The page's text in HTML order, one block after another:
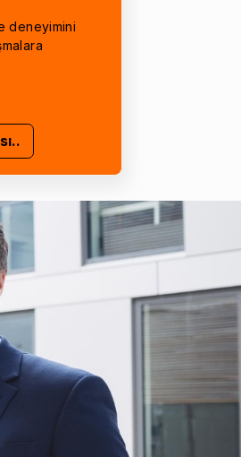
deneyimini